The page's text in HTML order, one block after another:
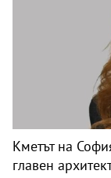
Кметът на
главен